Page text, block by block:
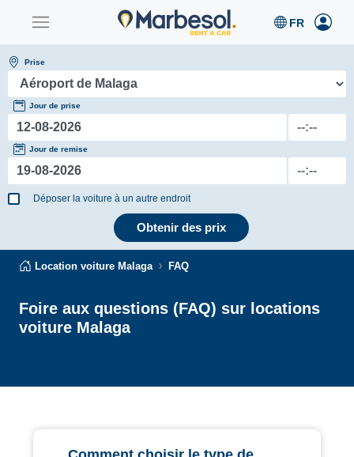
Prise
Jour de prise
Jour de remise
Déposer la voiture à un autre endroit
Obtenir des prix
Location voiture Malaga FAQ
Foire aux questions (FAQ) sur locations
voiture Malaga